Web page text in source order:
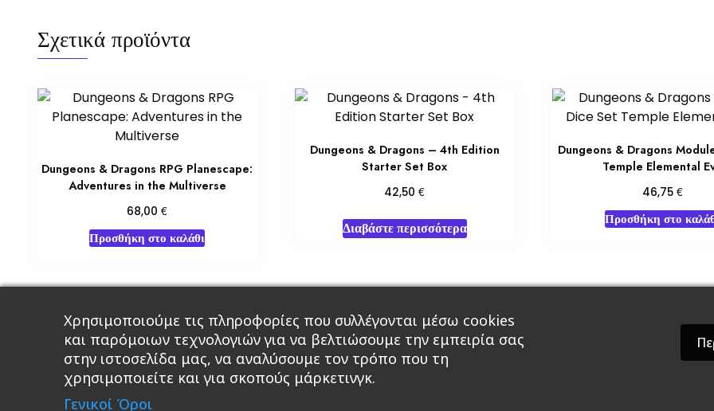
Σχετικά προϊόντα
Dungeons & Dragons RPG Planescape:
Adventures in the Multiverse
68,00€
Προσθήκη στο καλάθι
Dungeons & Dragons – 4th Edition
Starter Set Box
42,50€
Διαβάστε περισσότερα
Dungeons & Dragons
Temple Elemental
46,75 €
Προσθήκη στο
Κεντρική Βιβλία Comics Αξεσουάρ & Δώρα Roleplaying Games
A theme by GradientThemes - A theme by Gradient
Χρησιμοποιούμε τις πληροφορίες που συλλέγονται μέσω cookies
και παρόμοιων τεχνολογιών για να βελτιώσουμε την εμπειρία σας
στην ιστοσελίδα μας, να αναλύσουμε τον τρόπο που τη
χρησιμοποιείτε και για σκοπούς μάρκετινγκ.
Γενικοί Όροι